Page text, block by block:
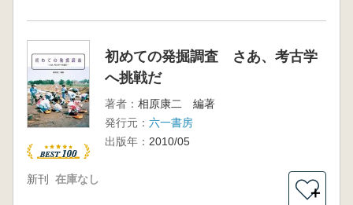
初めての発掘調査 さあ、考古学
へ挑戦だ
著者： 相原康二 編著
発行元： 六一書房
出版年： 2010/05
新刊 在庫なし
＋